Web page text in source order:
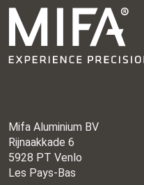
Mifa Aluminium BV
Rijnaakkade 6
5928 PT Venlo
Les Pays-Bas